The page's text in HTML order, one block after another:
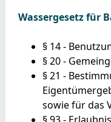
Wassergesetz für
§ 14 -
§ 20 -
§ 21 -
sowie für das